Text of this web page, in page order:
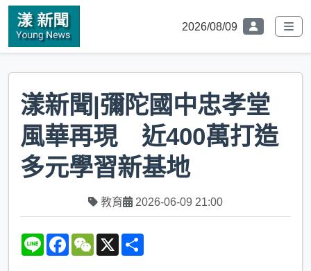
2026/08/09
漾新聞|彌陀國中忠孝堂
風華再現 近400萬打造
多元學習新基地
教育 2026-06-09 21:00
L
F
W
X